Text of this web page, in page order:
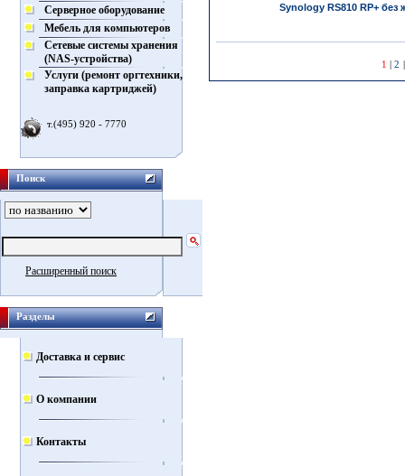
Серверное оборудование
Мебель для компьютеров
Сетевые системы хранения
(NAS-устройства)
Услуги (ремонт оргтехники,
заправка картриджей)
т.(495) 920 - 7770
Поиск
Расширенный поиск
Разделы
Доставка и сервис
О компании
Контакты
Synology RS810 RP+ без
1 | 2